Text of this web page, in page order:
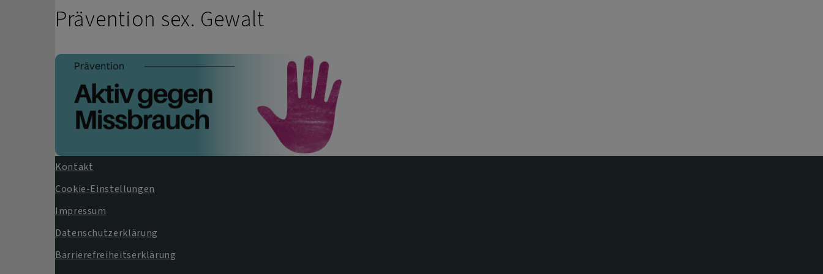
Prävention sex. Gewalt
Fußbereichsmenü
Kontakt
Cookie-Einstellungen
Impressum
Datenschutzerklärung
Barrierefreiheitserklärung